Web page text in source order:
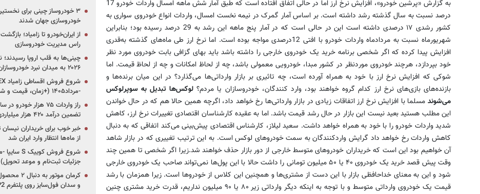
به گزارش «پرشین خودرو»، افزایش نرخ ارز اما در حالی اتفاق افتاده است که طبق آمار شش ماهه امسال واردات خودرو 17
درصد نسبت به سال گذشته رشد داشته است. بر اساس آمار گمرک در نیمه نخست امسال، واردات انواع خودروی سواری به
کشور رشدی ۱۷ درصدی داشته است این در حالی است که در آمار پنج ماهه این رشد به 29 درصد رسیده بود؛ بنابراین
شهریورماه نسبت به مردادماه واردات خودرو با افتی 12درصدی مواجه بوده است. اما نرخ ارز طی ماه‌های گذشته به‌قدری
افزایش پیدا کرده که اگر شخصی برنامه خرید یک خودروی خارجی را داشته باشد باید بهای گزافی بابت خودروی مورد نظر
خود بپردازد، هرچند خودروی موردنظر در کشور مبدا، خودرویی معمولی باشد، چه از لحاظ امکانات و چه از لحاظ قیمت. اما
شوکی که افزایش نرخ ارز با خود به همراه آورده است،‌ چه تاثیری بر بازار وارداتی‌ها می‌گذارد؟ در این میان برنده‌ها و
بازنده‌های بازی‌های نرخ ارز کدام گروه خواهند بود، وارد کنندگان، خودروسازان یا مردم؟ لوکس‌ها تبدیل به سوپرلوکس
می‌شوند مسلما با افزایش نرخ ارز اتفاقات زیادی در بازار وارداتی‌ها رخ خواهد داد، اگرچه همین حالا هم که در حال خواندن
این مطلب هستید بعید نیست این بازار در حال رشد قیمت باشد. اما به عقیده کارشناسان اقتصادی تغییرات نرخ ارز، کاهش
شدید واردات خودرو را با خود به همراه خواهد داشت. سعید لیلاز، کارشناس اقتصادی پیش‌بینی می‌کند اتفاقی که به دنبال
کاهش واردات رخ خواهد داد گرایش واردکنندگان به سمت خودروهای لوکس است. به این ترتیب تغییری که در بازار شاهد
آن خواهیم بود این است که خریداران خودروهای متوسط خارجی از دور بازار حذف خواهند شد.زیرا اگر شخصی تا همین چند
وقت پیش قصد خرید یک خودروی ۴۰ یا ۵۰ میلیون تومانی را داشت حالا با این پول‌ها نمی‌تواند صاحب یک خودروی خارجی
شود و این به معنای خداحافظی بازار با این دست از مشتری‌ها و همچنین این کلاس از خودروها است. زیرا همزمان با رشد
قیمت یک خودروی وارداتی متوسط و با توجه به اینکه دیگر وارداتی زیر ۸۰ یا ۹۰ میلیون نداریم، قدرت خرید مشتری چنین
خودروسازی جهان شدند
از ایران‌خودرو تا زامیاد؛
راس مدیریت خودروسازی
چینی‌ها به قلب اروپا
۲۰۲۶ به میدان نبرد خودروسازان جهان تبدیل می‌شود
-مرداد۱۴۰۵ (+زمان، قیمت و شرایط فروش)
تضمین درآمد ۴۲۰ هزار میلیاردی دولت؟
خبر خوب برای خریداران
از ماه‌ها انتظار وارد ایران شد
جزئیات ثبت‌نام و موعد تحویل)
و سدان فول‌سایز روی پلتفرم KP2